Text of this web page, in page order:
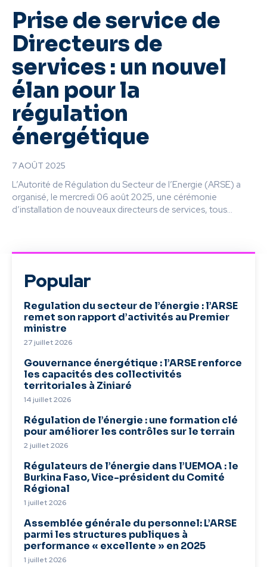
Prise de service de
Directeurs de
services : un nouvel
élan pour la
régulation
énergétique
7 AOÛT 2025
L’Autorité de Régulation du Secteur de l’Energie (ARSE) a
organisé, le mercredi 06 août 2025, une cérémonie
d’installation de nouveaux directeurs de services, tous...
Popular
Regulation du secteur de l’énergie : l’ARSE
remet son rapport d’activités au Premier
ministre
27 juillet 2026
Gouvernance énergétique : l’ARSE renforce
les capacités des collectivités
territoriales à Ziniaré
14 juillet 2026
Régulation de l’énergie : une formation clé
pour améliorer les contrôles sur le terrain
2 juillet 2026
Régulateurs de l’énergie dans l’UEMOA : le
Burkina Faso, Vice-président du Comité
Régional
1 juillet 2026
Assemblée générale du personnel: L’ARSE
parmi les structures publiques à
performance « excellente » en 2025
1 juillet 2026